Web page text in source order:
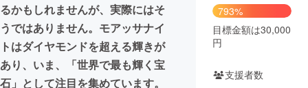
CAMPFIRE for Social Good
CAMPFIRE Creation
CAMPFIREふるさと納税machi-ya コミュニティ
るかもしれませんが、実際にはそ
うではありません。モアッサナイ
トはダイヤモンドを超える輝きが
あり、いま、「世界で最も輝く宝
石」として注目を集めています。
793%
目標金額は30,000
円
支援者数